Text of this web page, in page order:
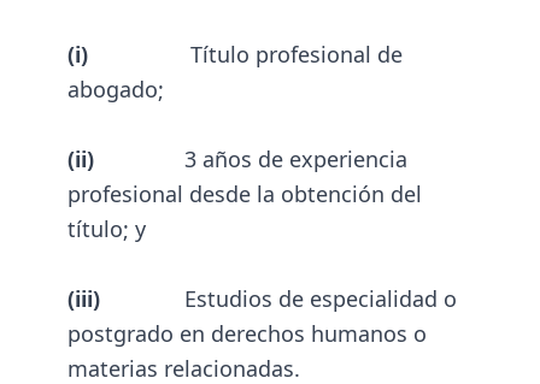
(i) Título profesional de
abogado;
(ii) 3 años de experiencia
profesional desde la obtención del
título; y
(iii)
Estudios de especialidad o
postgrado en derechos humanos o
materias relacionadas.